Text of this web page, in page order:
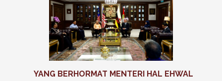
YANG BERHORMAT MENTERI HAL EHWAL